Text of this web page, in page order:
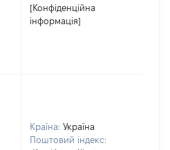
[Конфіденційна
інформація]
Країна: Україна
Поштовий індекс: